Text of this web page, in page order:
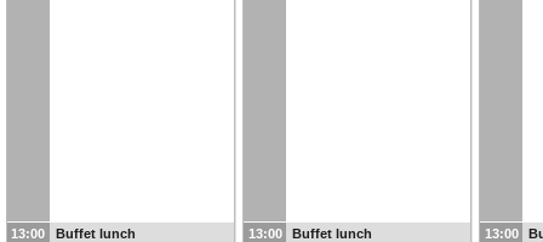
13:00 Buffet lunch 13:00 Buffet lunch 13:00